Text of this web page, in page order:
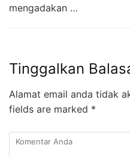
mengadakan …
Tinggalkan
Alamat email anda tidak
fields are marked *